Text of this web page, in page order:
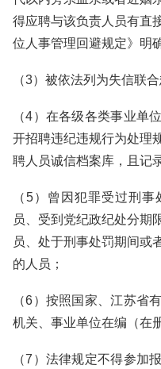
得应聘与该负责人员有直
位人事管理回避规定》明
（3）被依法列为失信联
（4）在各级各类事业单
开招聘违纪违规行为处理
聘人员诚信档案库，且记
（5）曾因犯罪受过刑
员、受到党纪政纪处分期
员、处于刑事处罚期间或
的人员；
（6）按照国家、江苏省
机关、事业单位在编（在
（7）法律规定不得参加